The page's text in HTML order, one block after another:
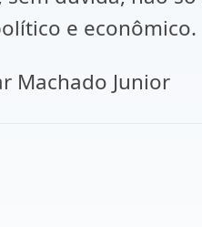
e econômico.
Junior